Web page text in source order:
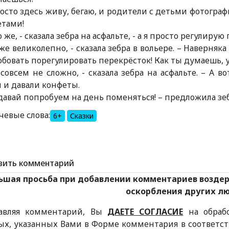
здесь живу, бегаю, и родители с детьми
же, - сказала зебра на асфальте, - а я просто
великолепно, - сказала зебра в вольере. –
порегулировать перекрёсток! Как ты думаешь,
не сложно, - сказала зебра на асфальте. – А
и давали конфеты.
попробуем на день поменяться! – предложила
слова: 6+ Сказки
комментарий
просьба при добавлении комментариев
оскорбления других
комментарий, Вы ДАЕТЕ СОГЛАСИЕ на
указанных Вами в Форме комментария в